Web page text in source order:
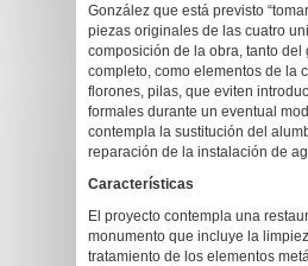
González que está previsto
piezas originales de las cuatro
composición de la obra, tanto del
completo, como elementos de la
florones, pilas, que eviten
formales durante un eventual
contempla la sustitución del
reparación de la instalación de
Características
El proyecto contempla una
monumento que incluye la
tratamiento de los elementos